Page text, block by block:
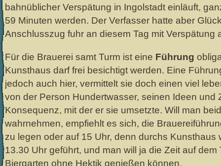
bahnüblicher Verspätung in Ingolstadt einläuft,
59 Minuten werden. Der Verfasser hatte aber
Anschlusszug fuhr an diesem Tag mit Verspätung
Für die Brauerei samt Turm ist eine Führung
Kunsthaus darf frei besichtigt werden. Eine
jedoch auch hier, vermittelt sie doch einen viel
von der Person Hundertwasser, seinen Ideen und
Konsequenz, mit der er sie umsetzte. Will man
wahrnehmen, empfiehlt es sich, die
zu legen oder auf 15 Uhr, denn durchs Kunsthaus
13.30 Uhr geführt, und man will ja die Zeit auf dem
Biergarten ohne Hektik genießen können.